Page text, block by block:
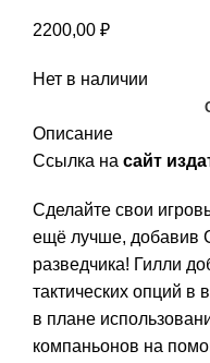
2200,00 ₽
Нет в наличии
Описание
Ссылка на сайт
Сделайте свои
ещё лучше, добавив
разведчика! Гилли
тактических опций в
в плане
компаньонов на